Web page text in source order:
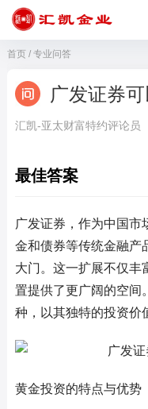
首页/ 专业问答
广发证券
汇凯-亚太财富特约评论员
最佳答案
广发证券，作为中国市
金和债券等传统金融产
大门。这一扩展不仅丰
置提供了更广阔的空间
种，以其独特的投资价
黄金投资的特点与优势